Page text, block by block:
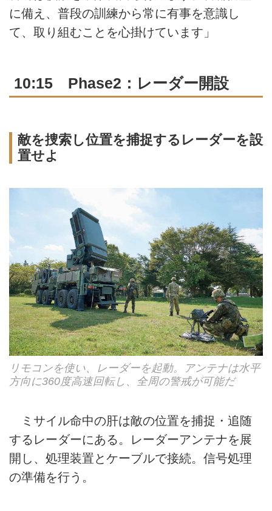
に備え、普段の訓練から常に有事を意識し
て、取り組むことを心掛けています」
10:15 Phase2：レーダー開設
敵を捜索し位置を捕捉するレーダーを設
置せよ
リモコンを使い、レーダーを起動。アンテナは水平
方向に360度高速回転し、全周の警戒が可能だ
ミサイル命中の肝は敵の位置を捕捉・追随
するレーダーにある。レーダーアンテナを展
開し、処理装置とケーブルで接続。信号処理
の準備を行う。